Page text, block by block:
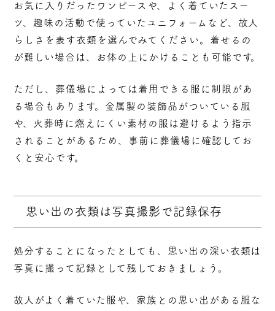
お気に入りだったワンピースや、よく着ていたスー
ツ、趣味の活動で使っていたユニフォームなど、故人
らしさを表す衣類を選んでみてください。着せるの
が難しい場合は、お体の上にかけることも可能です。
ただし、 葬儀場によっては着用できる服に制限があ
る場合 もあります。金属製の装飾品がついている服
や、火葬時に燃えにくい素材の服は避けるよう指示
されることがあるため、事前に葬儀場に確認してお
くと安心です。
思い出の衣類は写真撮影で記録保存
処分することになったとしても、思い出の深い衣類は
写真に撮って記録として残しておきましょう。
故人がよく着ていた服や、家族との思い出がある服な